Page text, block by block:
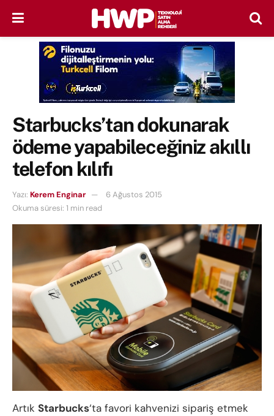
Starbucks’tan dokunarak
ödeme yapabileceğiniz akıllı
telefon kılıfı
Yazı: Kerem Enginar
6 Ağustos 2015
Okuma süresi: 1 min read
Artık Starbucks‘ta favori kahvenizi sipariş etmek